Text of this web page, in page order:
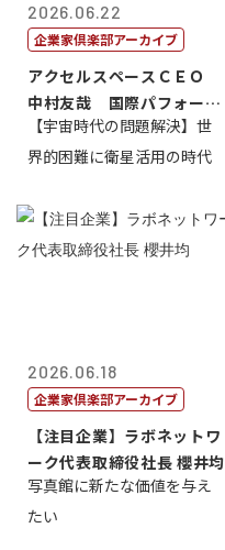
2026.06.22
企業家倶楽部アーカイブ
アクセルスペースＣＥＯ
中村友哉 国際パフォーマ
ンス研究所代...
【宇宙時代の問題解決】世
界的困難に衛星活用の時代
2026.06.18
企業家倶楽部アーカイブ
【注目企業】ラボネットワ
ーク代表取締役社長 櫻井均
写真館に新たな価値を与え
たい